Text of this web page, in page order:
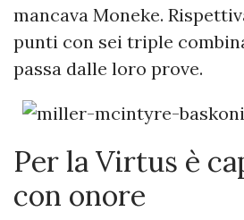
mancava Moneke.
punti con sei triple
passa dalle loro prove.
Per la Virtus è
con onore